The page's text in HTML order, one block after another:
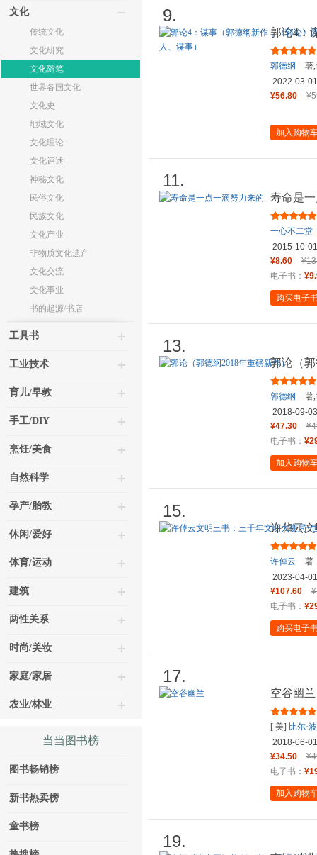
文化
传统文化
文化研究
文化随笔
世界各国文化
文化史
地域文化
文化理论
文化评述
神秘文化
民俗文化
民族文化
文化产业
非物质文化遗产
文化交流
文化事业
书的起源/书店
工具书
工业技术
育儿/早教
手工/DIY
烹饪/美食
自然科学
孕产/胎教
休闲/爱好
体育/运动
建筑
两性关系
时尚/美妆
家庭/家居
农业/林业
当当图书榜
图书畅销榜
新书热卖榜
童书榜
9.
郭论4：
新篇，
郭德纲 著,
2022-03-01
¥56.80
加入购物
11.
寿命是
一心不二堂
2015-10-01
¥8.60
电子书：
购买电子
13.
郭论（
郭德纲 著,
2018-09-03
¥47.30
电子书：
加入购物
15.
许倬云
何以至
许倬云
著
2023-04-01
¥107.60
电子书：
购买电子
17.
空谷幽兰
[ 美] 比尔·
2018-06-01
¥34.50
电子书：
加入购物
19.